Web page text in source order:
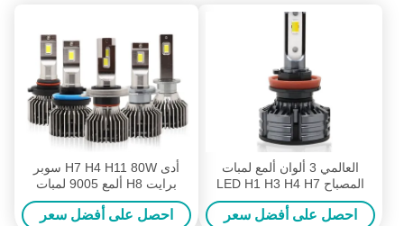
العالمي 3 ألوان ألمع لمبات
المصباح LED H1 H3 H4 H7
H11 9005 9006
احصل على أفضل سعر
أدى H7 H4 H11 80W سوبر
برايت H8 ألمع 9005 لمبات
المصباح 9006 / HB4 H13 H1
H3
احصل على أفضل سعر